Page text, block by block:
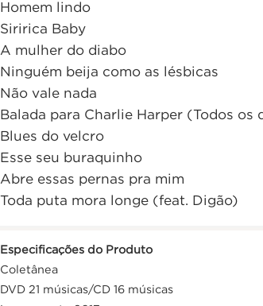
Homem lindo
Siririca Baby
A mulher do diabo
Ninguém beija como as lésbicas
Não vale nada
Balada para Charlie Harper (Todos os
Blues do velcro
Esse seu buraquinho
Abre essas pernas pra mim
Toda puta mora longe (feat. Digão)
Especificações do Produto
Coletânea
DVD 21 músicas/CD 16 músicas